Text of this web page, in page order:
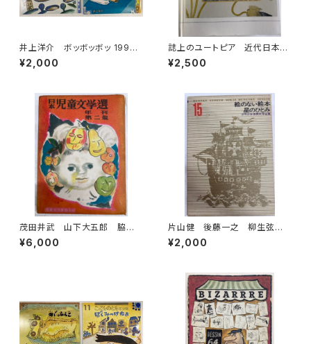
井上洋介 ボッボッボッ 1996
年 ふしぎなみせ 2000年（年
中向） こどものとも 絵本の
¥2,000
誌上のユートピア 近代日本の
絵画と美術雑誌1889-1915
神奈川県立近代美術館(編) 美
¥2,500
茂田井武 山下大五郎 脇田
和 日本児童文学選 年刊第
二集 児童文学者協会 編 昭
¥6,000
片山健 後藤一之 柳生弦一
郎 少年少女世界文学全集15
絵のない絵本 星のひとみ
¥2,000